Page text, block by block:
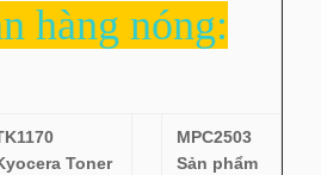
hàng nóng:
Toner
MPC2503
Sản phẩm